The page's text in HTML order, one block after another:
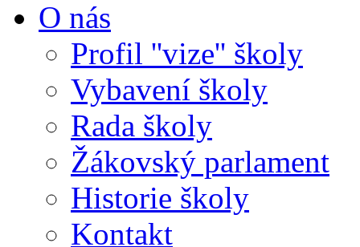
O nás
Profil ''vize'' školy
Vybavení školy
Rada školy
Žákovský parlament
Historie školy
Kontakt